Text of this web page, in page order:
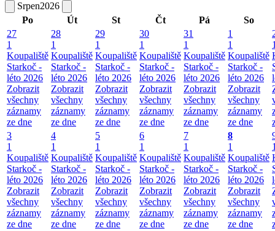
Srpen2026
Po
Út St Čt Pá
So
27
1
Koupaliště
Starkoč -
léto 2026
Zobrazit
všechny
záznamy
ze dne
28
1
Koupaliště
Starkoč -
léto 2026
Zobrazit
všechny
záznamy
ze dne
29
1
Koupaliště
Starkoč -
léto 2026
Zobrazit
všechny
záznamy
ze dne
30
1
Koupaliště
Starkoč -
léto 2026
Zobrazit
všechny
záznamy
ze dne
31
1
Koupaliště
Starkoč -
léto 2026
Zobrazit
všechny
záznamy
ze dne
1
1
Koupaliště
Starkoč -
léto 2026
Zobrazit
všechny
záznamy
ze dne
3
1
Koupaliště
Starkoč -
léto 2026
Zobrazit
všechny
záznamy
ze dne
4
1
Koupaliště
Starkoč -
léto 2026
Zobrazit
všechny
záznamy
ze dne
5
1
Koupaliště
Starkoč -
léto 2026
Zobrazit
všechny
záznamy
ze dne
6
1
Koupaliště
Starkoč -
léto 2026
Zobrazit
všechny
záznamy
ze dne
7
1
Koupaliště
Starkoč -
léto 2026
Zobrazit
všechny
záznamy
ze dne
8
1
Koupaliště
Starkoč -
léto 2026
Zobrazit
všechny
záznamy
ze dne